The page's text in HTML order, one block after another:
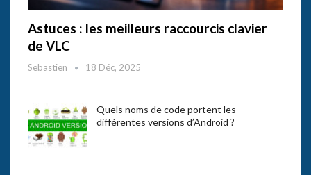
Astuces : les meilleurs raccourcis clavier
de VLC
Sebastien 18 Déc, 2025
Quels noms de code portent les
différentes versions d’Android ?